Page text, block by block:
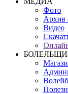
Фото
Архив
Видео